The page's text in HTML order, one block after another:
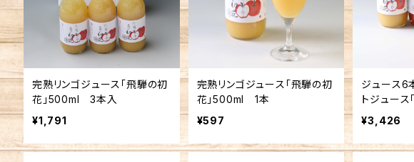
完熟リンゴジュース「飛騨の初
花」500ml 3本入
¥1,791
完熟リンゴジュース「飛騨の初
花」500ml 1本
¥597
ジュース6
トジュース
00ml3本
ス「飛騨
¥3,426